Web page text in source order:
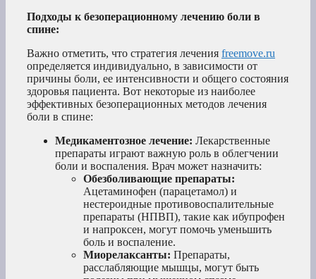
Подходы к безоперационному лечению боли в
спине:
Важно отметить, что стратегия лечения freemove.ru
определяется индивидуально, в зависимости от
причины боли, ее интенсивности и общего состояния
здоровья пациента. Вот некоторые из наиболее
эффективных безоперационных методов лечения
боли в спине:
Медикаментозное лечение: Лекарственные
препараты играют важную роль в облегчении
боли и воспаления. Врач может назначить:
Обезболивающие препараты:
Ацетаминофен (парацетамол) и
нестероидные противовоспалительные
препараты (НПВП), такие как ибупрофен
и напроксен, могут помочь уменьшить
боль и воспаление.
Миорелаксанты: Препараты,
расслабляющие мышцы, могут быть